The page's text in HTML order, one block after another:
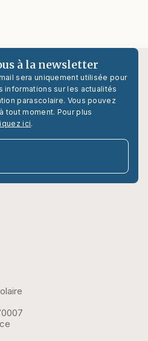
à la newsletter
sera uniquement utilisée pour
informations sur les actualités
parascolaire. Vous pouvez
tout moment. Pour plus
ici.